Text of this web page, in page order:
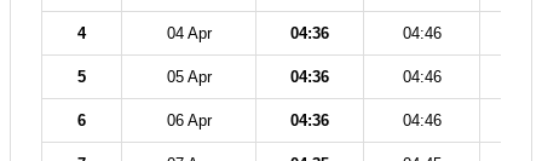
4 04 Apr 04:36 04:46
5 05 Apr 04:36 04:46
6 06 Apr 04:36 04:46